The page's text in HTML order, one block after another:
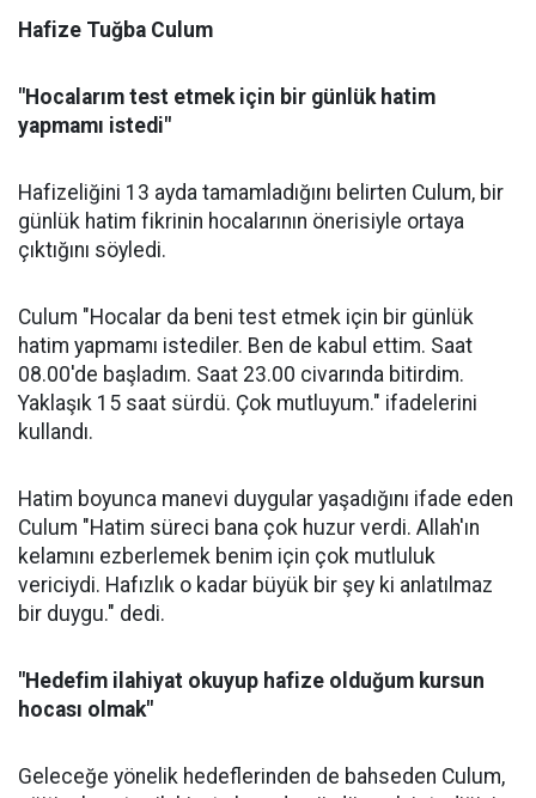
Hafize Tuğba Culum
"Hocalarım test etmek için bir günlük hatim
yapmamı istedi"
Hafizeliğini 13 ayda tamamladığını belirten Culum, bir
günlük hatim fikrinin hocalarının önerisiyle ortaya
çıktığını söyledi.
Culum "Hocalar da beni test etmek için bir günlük
hatim yapmamı istediler. Ben de kabul ettim. Saat
08.00'de başladım. Saat 23.00 civarında bitirdim.
Yaklaşık 15 saat sürdü. Çok mutluyum." ifadelerini
kullandı.
Hatim boyunca manevi duygular yaşadığını ifade eden
Culum "Hatim süreci bana çok huzur verdi. Allah'ın
kelamını ezberlemek benim için çok mutluluk
vericiydi. Hafızlık o kadar büyük bir şey ki anlatılmaz
bir duygu." dedi.
"Hedefim ilahiyat okuyup hafize olduğum kursun
hocası olmak"
Geleceğe yönelik hedeflerinden de bahseden Culum,